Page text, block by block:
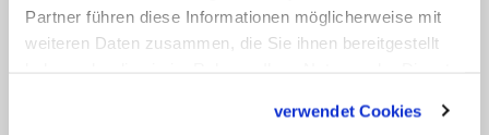
Partner führen diese Informationen möglicherweise mit
weiteren Daten zusammen, die Sie ihnen bereitgestellt
verwendet Cookies
Der US-amerikanische Kardinal Raymond